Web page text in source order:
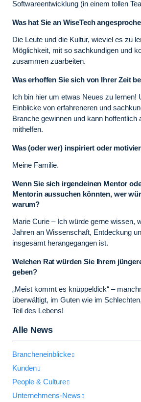
Softwareentwicklung (in einem tollen
Was hat Sie an WiseTech
Die Leute und die Kultur, wieviel es zu
Möglichkeit, mit so sachkundigen und
zusammen zuarbeiten.
Was erhoffen Sie sich von Ihrer Zeit
Ich bin hier um etwas Neues zu lernen!
Einblicke von erfahreneren und
Branche gewinnen und kann hoffentlich
mithelfen.
Was (oder wer) inspiriert oder
Meine Familie.
Wenn Sie sich irgendeinen Mentor
Mentorin aussuchen könnten, wer
warum?
Marie Curie – Ich würde gerne wissen,
Jahren an Wissenschaft, Entdeckung
insgesamt herangegangen ist.
Welchen Rat würden Sie Ihrem
geben?
„Meist kommt es knüppeldick“ –
überwältigt, im Guten wie im
Teil des Lebens!
Alle News
Brancheneinblicke
Kunden
People & Culture
Unternehmens-News